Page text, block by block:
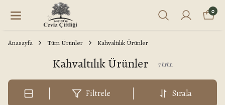
0
Anasayfa Tüm Ürünler Kahvaltılık Ürünler
Kahvaltılık Ürünler 7ürün
Filtrele Sırala